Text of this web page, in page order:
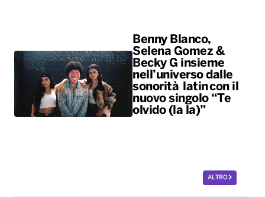
Benny Blanco,
Selena Gomez &
Becky G insieme
nell’universo dalle
sonorità latin con il
nuovo singolo “Te
olvido (la la)”
ALTRO